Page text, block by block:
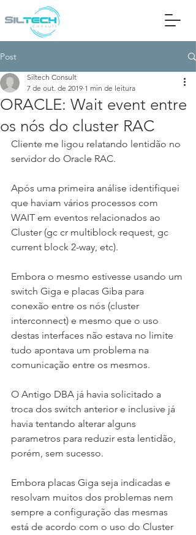
Post
ORACLE: Wait event entre
os nós do cluster RAC
Siltech Consult
7 de out. de 2019 1 min de leitura
Cliente me ligou relatando lentidão no
servidor do Oracle RAC.
Após uma primeira análise identifiquei
que haviam vários processos com
WAIT em eventos relacionados ao
Cluster (gc cr multiblock request, gc
current block 2-way, etc).
Embora o mesmo estivesse usando um
switch Giga e placas Giba para
conexão entre os nós (cluster
interconnect) e mesmo que o uso
destas interfaces não estava no limite
tudo apontava um problema na
comunicação entre os mesmos.
O Antigo DBA já havia solicitado a
troca dos switch anterior e inclusive já
havia tentando alterar alguns
parametros para reduzir esta lentidão,
porém, sem sucesso.
Embora placas Giga seja indicadas e
resolvam muitos dos problemas nem
sempre a configuração das mesmas
está de acordo com o uso do Cluster